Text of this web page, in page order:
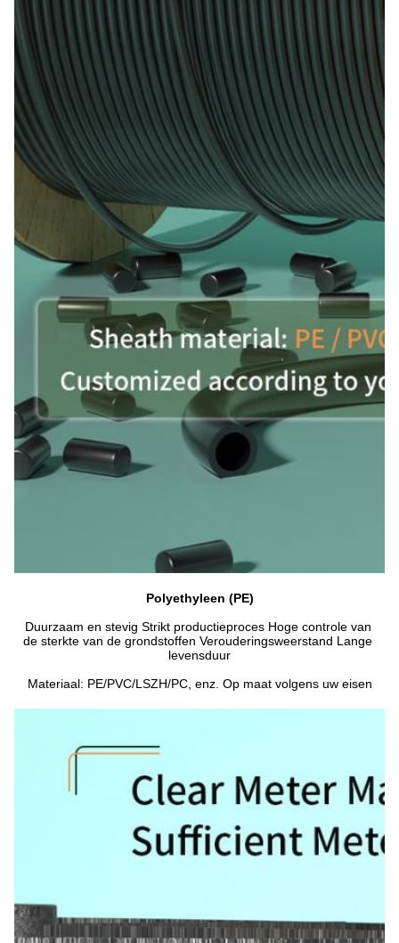
Polyethyleen (PE)
Duurzaam en stevig Strikt productieproces Hoge controle van
de sterkte van de grondstoffen Verouderingsweerstand Lange
levensduur
Materiaal: PE/PVC/LSZH/PC, enz. Op maat volgens uw eisen